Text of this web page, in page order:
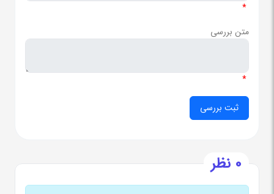
*
متن بررسی
*
0 نظر